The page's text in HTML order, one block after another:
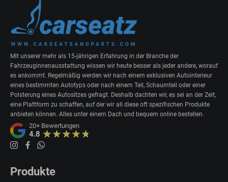
Mit unserer mehr als 15-jährigen Erfahrung in der Branche der
Fahrzeuginnenausstattung wissen wir heute besser als jeder andere, worauf
es ankommt. Regelmäßig werden wir nach einem exklusiven Autointerieur
eines bestimmten Autotyps oder nach einem Teil, Schaumteil oder einer
Polsterung eines Autositzes gefragt. Deshalb dachten wir, es sei an der Zeit,
eine Plattform zu schaffen, auf der wir all diese oft spezifischen Produkte
anbieten können. Alles unter einem Dach und bequem online bestellen.
20+ Bewertungen
4.8
Produkte